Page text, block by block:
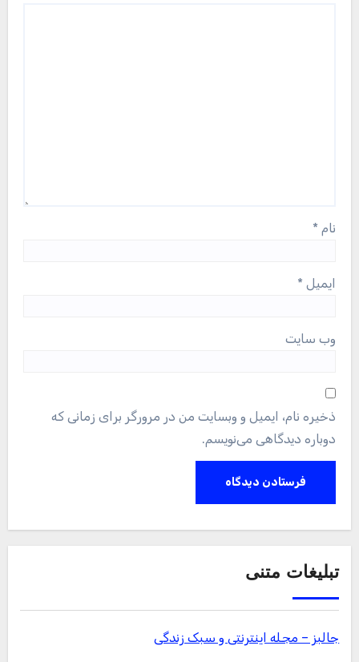
نام *
ایمیل *
وب‌ سایت
ذخیره نام، ایمیل و وبسایت من در مرورگر برای زمانی که
دوباره دیدگاهی می‌نویسم.
تبلیغات متنی
جالبز – مجله اینترنتی و سبک زندگی